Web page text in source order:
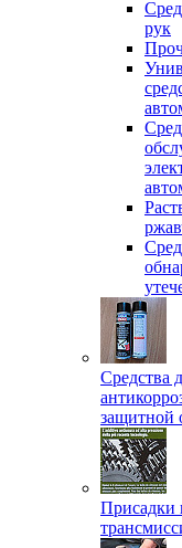
рук
Средства
защитной
Присадки